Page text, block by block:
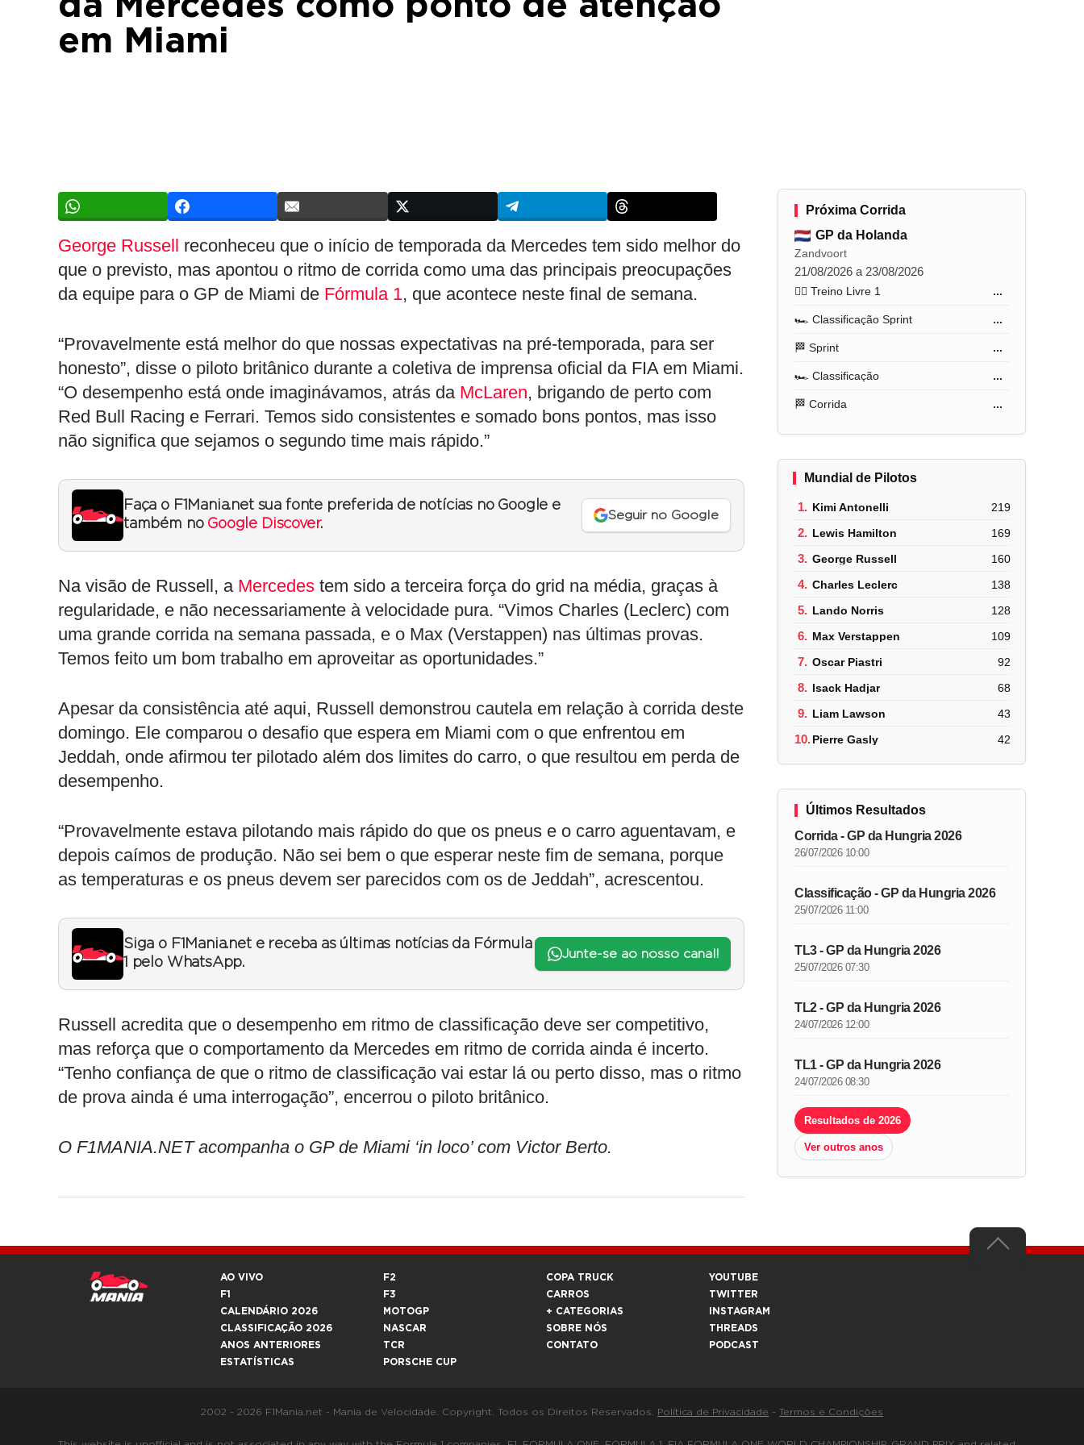
em Miami
George Russell reconheceu que o início de temporada da Mercedes tem sido melhor do
que o previsto, mas apontou o ritmo de corrida como uma das principais preocupações
da equipe para o GP de Miami de Fórmula 1, que acontece neste final de semana.
“Provavelmente está melhor do que nossas expectativas na pré-temporada, para ser
honesto”, disse o piloto britânico durante a coletiva de imprensa oficial da FIA em Miami.
“O desempenho está onde imaginávamos, atrás da McLaren, brigando de perto com
Red Bull Racing e Ferrari. Temos sido consistentes e somado bons pontos, mas isso
não significa que sejamos o segundo time mais rápido.”
Faça o F1Mania.net sua fonte preferida de notícias no Google e
também no Google Discover.
Seguir no Google
Na visão de Russell, a Mercedes tem sido a terceira força do grid na média, graças à
regularidade, e não necessariamente à velocidade pura. “Vimos Charles (Leclerc) com
uma grande corrida na semana passada, e o Max (Verstappen) nas últimas provas.
Temos feito um bom trabalho em aproveitar as oportunidades.”
Apesar da consistência até aqui, Russell demonstrou cautela em relação à corrida deste
domingo. Ele comparou o desafio que espera em Miami com o que enfrentou em
Jeddah, onde afirmou ter pilotado além dos limites do carro, o que resultou em perda de
desempenho.
“Provavelmente estava pilotando mais rápido do que os pneus e o carro aguentavam, e
depois caímos de produção. Não sei bem o que esperar neste fim de semana, porque
as temperaturas e os pneus devem ser parecidos com os de Jeddah”, acrescentou.
Siga o F1Mania.net e receba as últimas notícias da Fórmula
1 pelo WhatsApp.
Junte-se ao nosso canal!
Russell acredita que o desempenho em ritmo de classificação deve ser competitivo,
mas reforça que o comportamento da Mercedes em ritmo de corrida ainda é incerto.
“Tenho confiança de que o ritmo de classificação vai estar lá ou perto disso, mas o ritmo
de prova ainda é uma interrogação”, encerrou o piloto britânico.
O F1MANIA.NET acompanha o GP de Miami ‘in loco’ com Victor Berto.
Próxima Corrida
GP da Holanda
Zandvoort
21/08/2026 a 23/08/2026
🏋️‍♂️ Treino Livre 1 ...
🏎️ Classificação Sprint ...
🏁 Sprint ...
🏎️ Classificação ...
🏁 Corrida ...
Mundial de Pilotos
1. Kimi Antonelli 219
2. Lewis Hamilton 169
3. George Russell 160
4. Charles Leclerc 138
5. Lando Norris 128
6. Max Verstappen 109
7. Oscar Piastri 92
8. Isack Hadjar 68
9. Liam Lawson 43
10.Pierre Gasly 42
Últimos Resultados
Corrida - GP da Hungria 2026
26/07/2026 10:00
Classificação - GP da Hungria 2026
25/07/2026 11:00
TL3 - GP da Hungria 2026
25/07/2026 07:30
TL2 - GP da Hungria 2026
24/07/2026 12:00
TL1 - GP da Hungria 2026
24/07/2026 08:30
Resultados de 2026
Ver outros anos
AO VIVO
F1
CALENDÁRIO 2026
CLASSIFICAÇÃO 2026
ANOS ANTERIORES
ESTATÍSTICAS
F2
F3
MOTOGP
NASCAR
TCR
PORSCHE CUP
COPA TRUCK
CARROS
+ CATEGORIAS
SOBRE NÓS
CONTATO
YOUTUBE
TWITTER
INSTAGRAM
THREADS
PODCAST
2002 - 2026 F1Mania.net - Mania de Velocidade. Copyright. Todos os Direitos Reservados. Política de Privacidade - Termos e Condições